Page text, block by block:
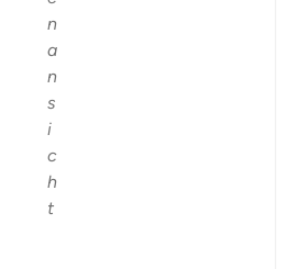
n
a
n
s
i
c
h
t